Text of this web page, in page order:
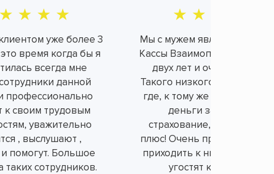
уже более 3
время когда бы я
всегда мне
данной
профессионально
к своим трудовым
уважительно
, выслушают ,
помогут. Большое
таких сотрудников.
Мы с мужем являемся
Кассы Взаимопомощи уже
двух лет и очень
Такого низкого процента
где, к тому же не берут
деньги за не нужное
страхование, а это
плюс! Очень приятно и
приходить к ним в офис,
угостят конфетками.